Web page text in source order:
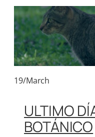
19/March
ULTIMO
BOTÁNICO